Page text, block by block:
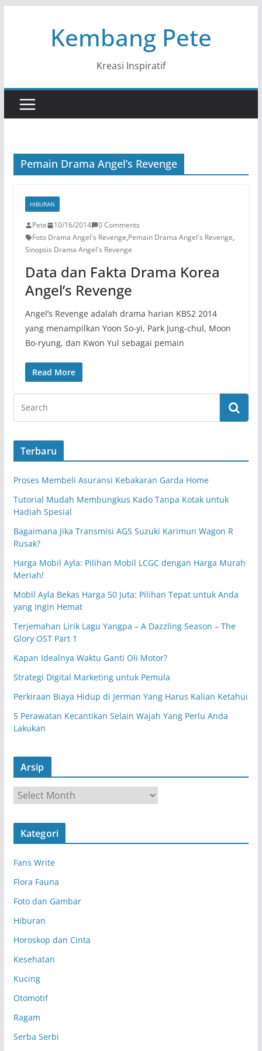
Kembang Pete
Kreasi Inspiratif
Pemain Drama Angel’s Revenge
HIBURAN
Pete 10/16/2014
0 Comments
Foto Drama Angel's Revenge,Pemain Drama Angel's Revenge,
Sinopsis Drama Angel's Revenge
Data dan Fakta Drama Korea
Angel’s Revenge
Angel’s Revenge adalah drama harian KBS2 2014
yang menampilkan Yoon So-yi, Park Jung-chul, Moon
Bo-ryung, dan Kwon Yul sebagai pemain
Read More
Terbaru
Proses Membeli Asuransi Kebakaran Garda Home
Tutorial Mudah Membungkus Kado Tanpa Kotak untuk
Hadiah Spesial
Bagaimana Jika Transmisi AGS Suzuki Karimun Wagon R
Rusak?
Harga Mobil Ayla: Pilihan Mobil LCGC dengan Harga Murah
Meriah!
Mobil Ayla Bekas Harga 50 Juta: Pilihan Tepat untuk Anda
yang Ingin Hemat
Terjemahan Lirik Lagu Yangpa – A Dazzling Season – The
Glory OST Part 1
Kapan Idealnya Waktu Ganti Oli Motor?
Strategi Digital Marketing untuk Pemula
Perkiraan Biaya Hidup di Jerman Yang Harus Kalian Ketahui
5 Perawatan Kecantikan Selain Wajah Yang Perlu Anda
Lakukan
Arsip
r
s
Kategori
Fans Write
Flora Fauna
Foto dan Gambar
Hiburan
Horoskop dan Cinta
Kesehatan
Kucing
Otomotif
Ragam
Serba Serbi